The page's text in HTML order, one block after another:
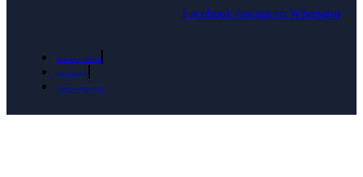
Facebook Instagram Whatsapp
09.00 AM - 16.30 PM
0812-1993-1701
Info@namooupvc.com